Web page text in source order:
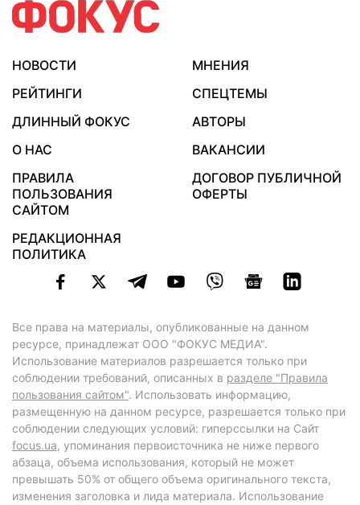
НОВОСТИ
МНЕНИЯ
РЕЙТИНГИ
СПЕЦТЕМЫ
ДЛИННЫЙ ФОКУС
АВТОРЫ
О НАС
ВАКАНСИИ
ПРАВИЛА
ПОЛЬЗОВАНИЯ
САЙТОМ
ДОГОВОР ПУБЛИЧНОЙ
ОФЕРТЫ
РЕДАКЦИОННАЯ
ПОЛИТИКА
Все права на материалы, опубликованные на данном
ресурсе, принадлежат ООО "ФОКУС МЕДИА".
Использование материалов разрешается только при
соблюдении требований, описанных в разделе "Правила
пользования сайтом". Использовать информацию,
размещенную на данном ресурсе, разрешается только при
соблюдении следующих условий: гиперссылки на Сайт
focus.ua, упоминания первоисточника не ниже первого
абзаца, объема использования, который не может
превышать 50% от общего объема оригинального текста,
изменения заголовка и лида материала. Использование